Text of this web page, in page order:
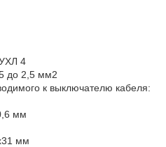
4
до 2,5 мм2
к выключателю кабеля:
мм
мм